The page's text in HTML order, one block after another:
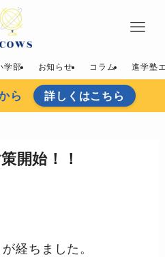
学部 お知らせ コラム 進学塾
ら 詳しくはこちら
開始！！
経ちました。